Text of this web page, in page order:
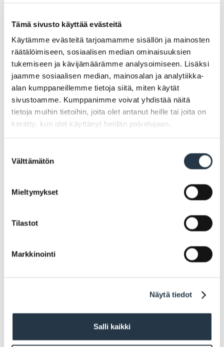
Tämä sivusto käyttää evästeitä
Käytämme evästeitä tarjoamamme sisällön ja mainosten
räätälöimiseen, sosiaalisen median ominaisuuksien
tukemiseen ja kävijämäärämme analysoimiseen. Lisäksi
jaamme sosiaalisen median, mainosalan ja analytiikka-
alan kumppaneillemme tietoja siitä, miten käytät
sivustoamme. Kumppanimme voivat yhdistää näitä
tietoja muihin tietoihin, joita olet antanut heille tai joita on
kerätty, kun olet käyttänyt heidän palvelujaan.
valinta
Välttämätön
Mieltymykset
Tilastot
Markkinointi
Näytä tiedot
Salli kaikki
Kielitupa
Lue lisää kielituvasta